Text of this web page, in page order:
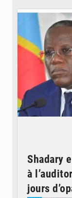
Shadary
à
jours